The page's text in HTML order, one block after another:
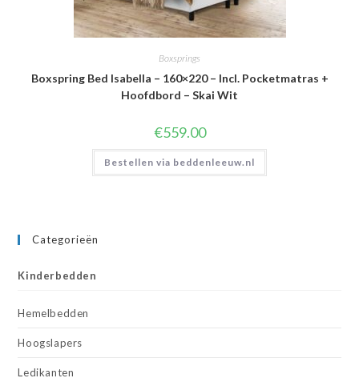
Boxsprings
Boxspring Bed Isabella – 160×220 – Incl. Pocketmatras +
Hoofdbord – Skai Wit
€559.00
Bestellen via beddenleeuw.nl
Categorieën
Kinderbedden
Hemelbedden
Hoogslapers
Ledikanten